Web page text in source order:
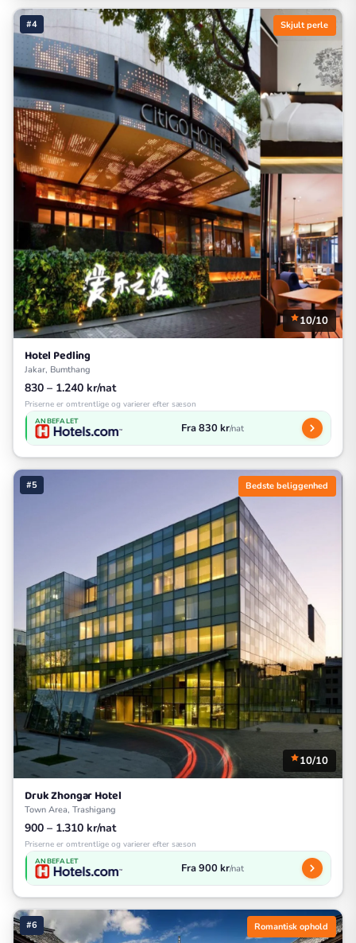
#4 Skjult perle
10/10
Hotel Pedling
Jakar, Bumthang
830 – 1.240 kr/nat
Priserne er omtrentlige og varierer efter sæson
ANBEFALET Fra 830 kr/nat
#5 Bedste beliggenhed
10/10
Druk Zhongar Hotel
Town Area, Trashigang
900 – 1.310 kr/nat
Priserne er omtrentlige og varierer efter sæson
ANBEFALET Fra 900 kr/nat
#6 Romantisk ophold